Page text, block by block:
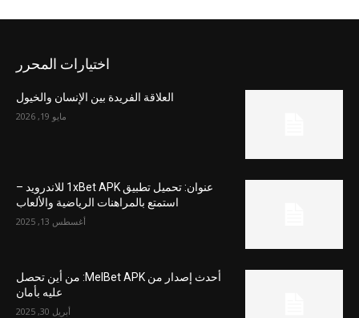
اختيارات المحرر
العلاقة الفريدة بين الإنسان والخيول
مايو 19, 2026
عنوان: تحميل تطبيق 1xBet APK للاندرويد –
استمتع بالمراهنات الرياضية والألعاب
أغسطس 13, 2025
أحدث إصدار من MelBet APK: من أين تحصل
عليه بأمان
أبريل 30, 2025